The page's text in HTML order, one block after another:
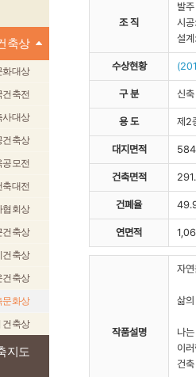
축상
화대상
건축전
사대상
건축상
공모전
축대전
협회상
건축상
건축상
건축상
문화상
건축상
지도
조 직
발
시
설
수상현황
구 분 신축
용 도 제2
대지면적
건축면적
건폐율
연면적
작품설명
자연
삶
나
이
건